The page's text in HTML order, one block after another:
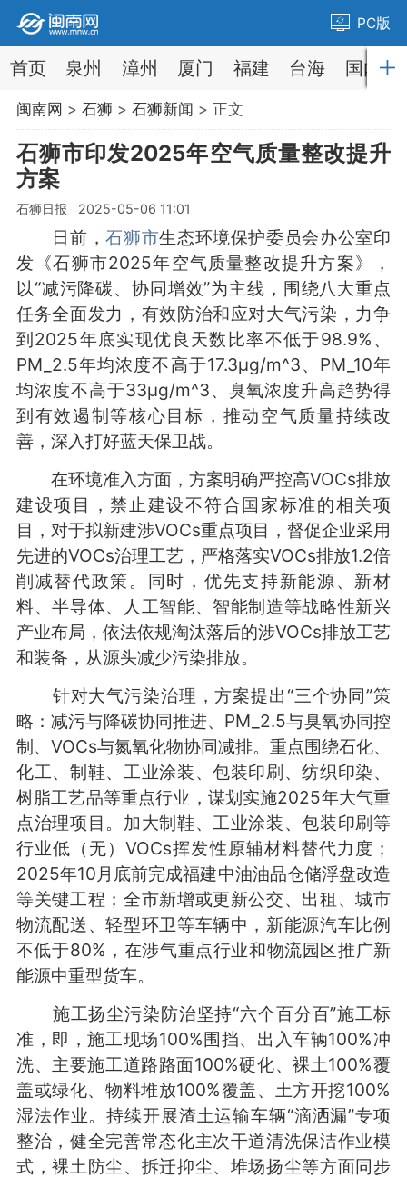
PC版
首页 泉州 漳州 厦门 福建 台海 国内
闽南网 > 石狮 > 石狮新闻 > 正文
石狮市印发2025年空气质量整改提升
方案
石狮日报 2025-05-06 11:01
日前，石狮市生态环境保护委员会办公室印
发《石狮市2025年空气质量整改提升方案》，
以“减污降碳、协同增效”为主线，围绕八大重点
任务全面发力，有效防治和应对大气污染，力争
到2025年底实现优良天数比率不低于98.9%、
PM_2.5年均浓度不高于17.3μg/m^3、PM_10年
均浓度不高于33μg/m^3、臭氧浓度升高趋势得
到有效遏制等核心目标，推动空气质量持续改
善，深入打好蓝天保卫战。
在环境准入方面，方案明确严控高VOCs排放
建设项目，禁止建设不符合国家标准的相关项
目，对于拟新建涉VOCs重点项目，督促企业采用
先进的VOCs治理工艺，严格落实VOCs排放1.2倍
削减替代政策。同时，优先支持新能源、新材
料、半导体、人工智能、智能制造等战略性新兴
产业布局，依法依规淘汰落后的涉VOCs排放工艺
和装备，从源头减少污染排放。
针对大气污染治理，方案提出“三个协同”策
略：减污与降碳协同推进、PM_2.5与臭氧协同控
制、VOCs与氮氧化物协同减排。重点围绕石化、
化工、制鞋、工业涂装、包装印刷、纺织印染、
树脂工艺品等重点行业，谋划实施2025年大气重
点治理项目。加大制鞋、工业涂装、包装印刷等
行业低（无）VOCs挥发性原辅材料替代力度；
2025年10月底前完成福建中油油品仓储浮盘改造
等关键工程；全市新增或更新公交、出租、城市
物流配送、轻型环卫等车辆中，新能源汽车比例
不低于80%，在涉气重点行业和物流园区推广新
能源中重型货车。
施工扬尘污染防治坚持“六个百分百”施工标
准，即，施工现场100%围挡、出入车辆100%冲
洗、主要施工道路路面100%硬化、裸土100%覆
盖或绿化、物料堆放100%覆盖、土方开挖100%
湿法作业。持续开展渣土运输车辆“滴洒漏”专项
整治，健全完善常态化主次干道清洗保洁作业模
式，裸土防尘、拆迁抑尘、堆场扬尘等方面同步